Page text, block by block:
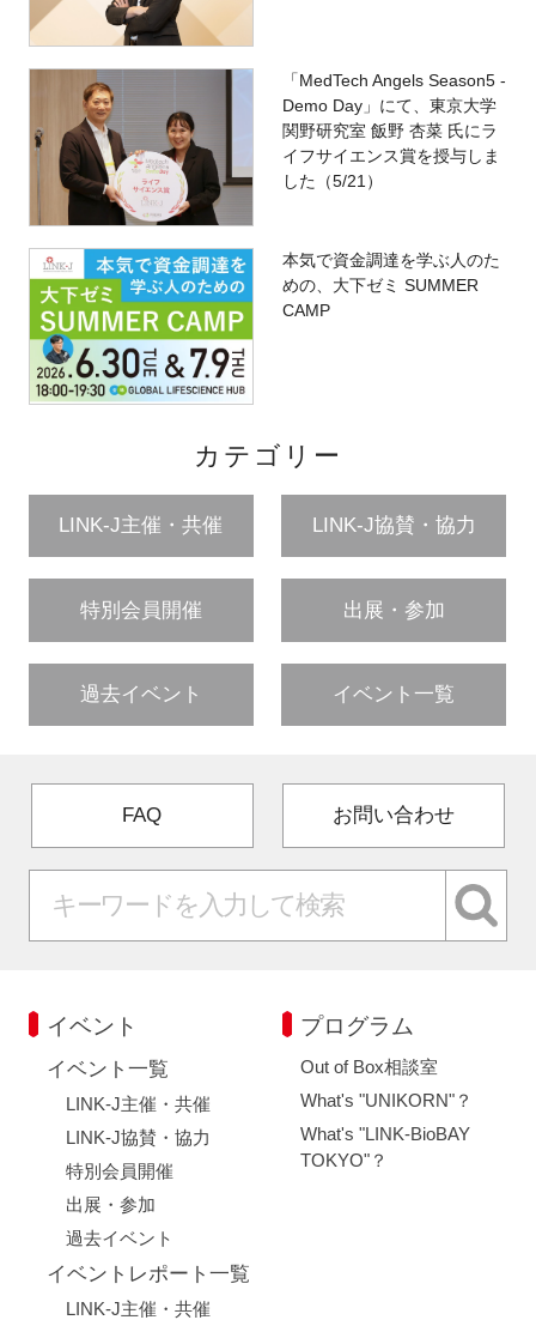
「MedTech Angels Season5 -
Demo Day」にて、東京大学
関野研究室 飯野 杏菜 氏にラ
イフサイエンス賞を授与しま
した（5/21）
本気で資金調達を学ぶ人のた
めの、大下ゼミ SUMMER
CAMP
カテゴリー
LINK-J主催・共催 LINK-J協賛・協力
特別会員開催 出展・参加
過去イベント イベント一覧
FAQ お問い合わせ
イベント
イベント一覧
LINK-J主催・共催
LINK-J協賛・協力
特別会員開催
出展・参加
過去イベント
イベントレポート一覧
LINK-J主催・共催
プログラム
Out of Box相談室
What's "UNIKORN"？
What's "LINK-BioBAY
TOKYO"？